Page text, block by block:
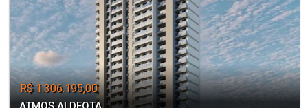
R$ 1.306.195,00